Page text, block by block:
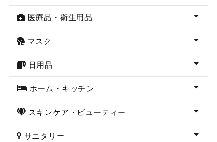
医療品・衛生用品
マスク
日用品
ホーム・キッチン
スキンケア・ビューティー
サニタリー